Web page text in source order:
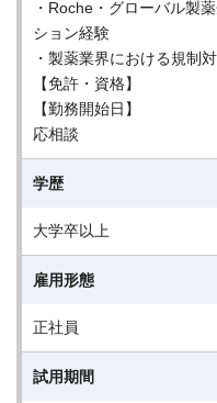
・Roche・グローバル製
ション経験
・製薬業界における規制
【免許・資格】
【勤務開始日】
応相談
学歴
大学卒以上
雇用形態
正社員
試用期間